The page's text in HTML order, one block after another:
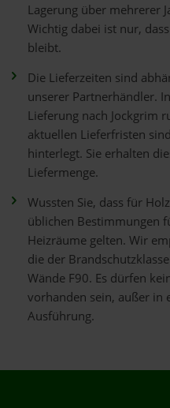
Lagerung über mehrerer
Wichtig dabei ist nur,
bleibt.
Die Lieferzeiten sind
unserer Partnerhändler.
Lieferung nach Jockgrim
aktuellen Lieferfristen
hinterlegt. Sie erhalten
Liefermenge.
Wussten Sie, dass für
üblichen Bestimmungen
Heizräume gelten. Wir
die der
Wände F90. Es dürfen
vorhanden sein, außer in
Ausführung.